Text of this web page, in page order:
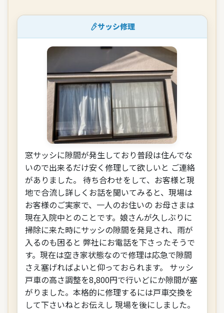
サッシ修理
窓サッシに隙間が発生しており普段は住んでな
いので出来るだけ安く修理して欲しいと ご連絡
がありました。 待ち合わせをして、お客様と現
地で合流し詳しくお話を聞いてみると、現場は
お客様のご実家で、一人のお住いの お母さまは
現在入院中とのことです。娘さんが久しぶりに
掃除に来た時にサッシの隙間を発見され、雨が
入るのも困ると 弊社にお電話を下さったそうで
す。現在は空き家状態なので修理は応急で隙間
さえ塞げればよいと仰っておられます。 サッシ
戸車の高さ調整を8,800円で行いどにか隙間が塞
がりました。本格的に修理するには戸車交換を
して下さいねとお伝えし 現場を後にしました。